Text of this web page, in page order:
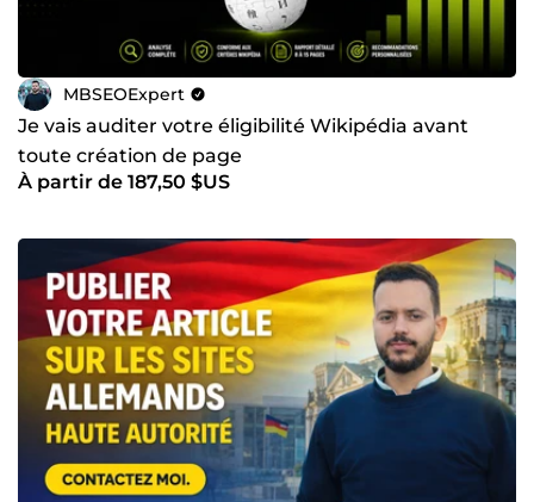
MBSEOExpert
Je vais auditer votre éligibilité Wikipédia avant
toute création de page
À partir de 187,50 $US